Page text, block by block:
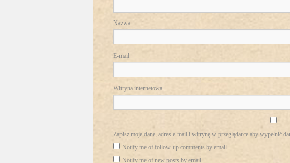
Nazwa
E-mail
Witryna internetowa
Zapisz moje dane, adres e-mail i witrynę w przeglądarce aby wypełnić
Notify me of follow-up comments by email.
Notify me of new posts by email.